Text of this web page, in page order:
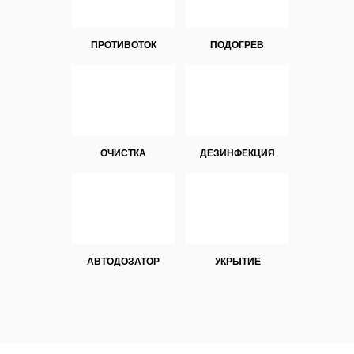
ПРОТИВОТОК ПОДОГРЕВ
ОЧИСТКА ДЕЗИНФЕКЦИЯ
АВТОДОЗАТОР УКРЫТИЕ